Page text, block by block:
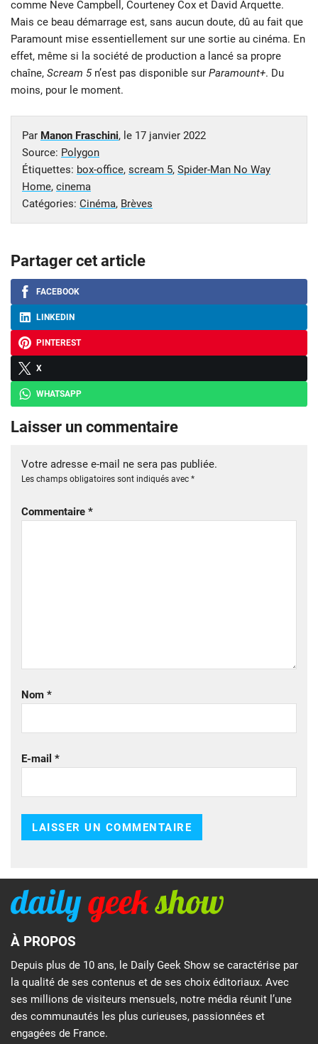
comme Neve Campbell, Courteney Cox et David Arquette.
Mais ce beau démarrage est, sans aucun doute, dû au fait que
Paramount mise essentiellement sur une sortie au cinéma. En
effet, même si la société de production a lancé sa propre
chaîne, Scream 5n’est pas disponible sur Paramount+. Du
moins, pour le moment.
Par Manon Fraschini, le 17 janvier 2022
Source: Polygon
Étiquettes: box-office, scream 5, Spider-Man No Way
Home, cinema
Catégories: Cinéma, Brèves
Partager cet article
FACEBOOK
LINKEDIN
PINTEREST
X
WHATSAPP
Laisser un commentaire
Votre adresse e-mail ne sera pas publiée.
Les champs obligatoires sont indiqués avec *
Commentaire *
Nom *
E-mail *
À PROPOS
Depuis plus de 10 ans, le Daily Geek Show se caractérise par
la qualité de ses contenus et de ses choix éditoriaux. Avec
ses millions de visiteurs mensuels, notre média réunit l’une
des communautés les plus curieuses, passionnées et
engagées de France.